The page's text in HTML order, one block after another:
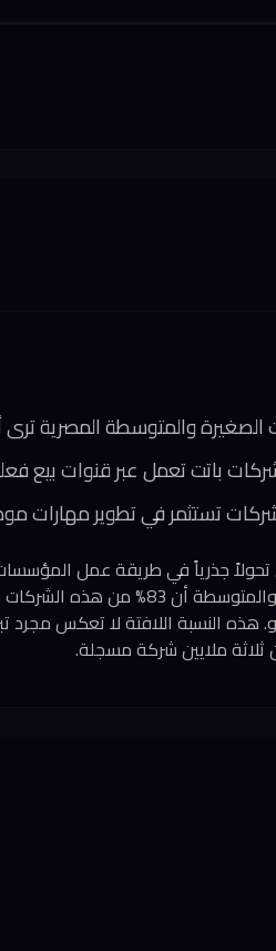
تستثمر في تطوير مهارات
جذرياً في طريقة عمل المؤسسات
الشركات الصغيرة
هذه النسبة اللافتة لا تعكس
ملايين شركة مسجلة.